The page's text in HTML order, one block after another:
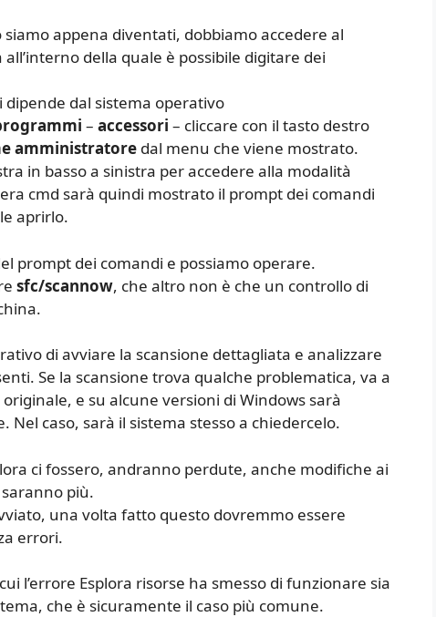
appena diventati, dobbiamo accedere al
della quale è possibile digitare dei
dipende dal sistema operativo
– accessori – cliccare con il tasto destro
amministratore dal menu che viene mostrato.
in basso a sinistra per accedere alla modalità
cmd sarà quindi mostrato il prompt dei comandi
aprirlo.
prompt dei comandi e possiamo operare.
sfc/scannow, che altro non è che un controllo di
di avviare la scansione dettagliata e analizzare
Se la scansione trova qualche problematica, va a
e su alcune versioni di Windows sarà
Nel caso, sarà il sistema stesso a chiedercelo.
ci fossero, andranno perdute, anche modifiche ai
più.
una volta fatto questo dovremmo essere
errori.
l’errore Esplora risorse ha smesso di funzionare sia
che è sicuramente il caso più comune.